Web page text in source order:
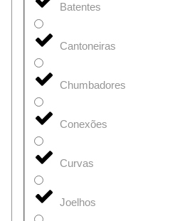
Batentes
Cantoneiras
Chumbadores
Conexões
Curvas
Joelhos